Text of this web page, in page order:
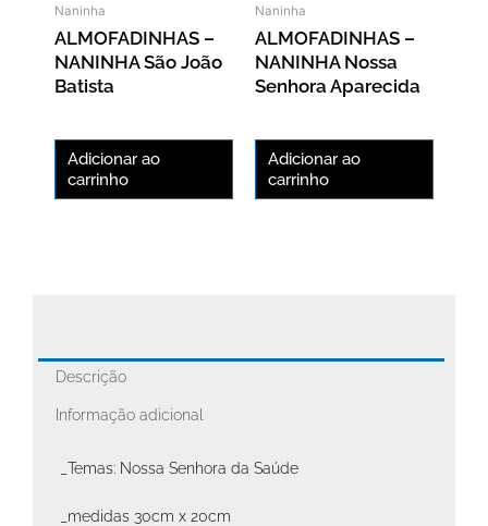
Naninha
ALMOFADINHAS –
NANINHA São João
Batista
Adicionar ao
carrinho
Naninha
ALMOFADINHAS –
NANINHA Nossa
Senhora Aparecida
Adicionar ao
carrinho
Descrição
Informação adicional
_Temas: Nossa Senhora da Saúde
_medidas 30cm x 20cm